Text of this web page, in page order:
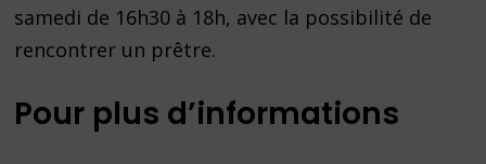
samedi de 16h30 à 18h, avec la possibilité de
rencontrer un prêtre.
Pour plus d’informations